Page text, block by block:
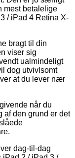
mest betalelige
/ iPad 4 Retina X-
bragt til din
viser sig
ualmindeligt
dog utvivlsomt
at du lever nær
når du
af den grund er det
dag-til-dag